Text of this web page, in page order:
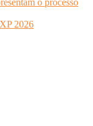
o processo
2026